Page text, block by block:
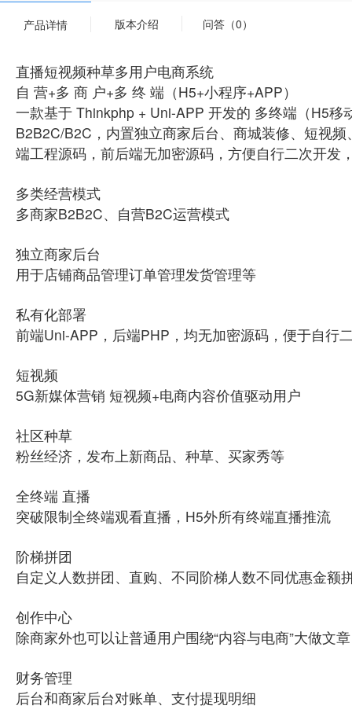
产品详情 版本介绍 问答（0）
直播短视频种草多用户电商系统
自 营+多 商 户+多 终 端（H5+小程序+APP）
一款基于 Thinkphp + Uni-APP 开发的 多终端（H5
B2B2C/B2C，内置独立商家后台、商城装修、短视
端工程源码，前后端无加密源码，方便自行二次开发
多类经营模式
多商家B2B2C、自营B2C运营模式
独立商家后台
用于店铺商品管理订单管理发货管理等
私有化部署
前端Uni-APP，后端PHP，均无加密源码，便于自行
短视频
5G新媒体营销 短视频+电商内容价值驱动用户
社区种草
粉丝经济，发布上新商品、种草、买家秀等
全终端 直播
突破限制全终端观看直播，H5外所有终端直播推流
阶梯拼团
自定义人数拼团、直购、不同阶梯人数不同优惠金额
创作中心
除商家外也可以让普通用户围绕“内容与电商”大做文章
财务管理
后台和商家后台对账单、支付提现明细